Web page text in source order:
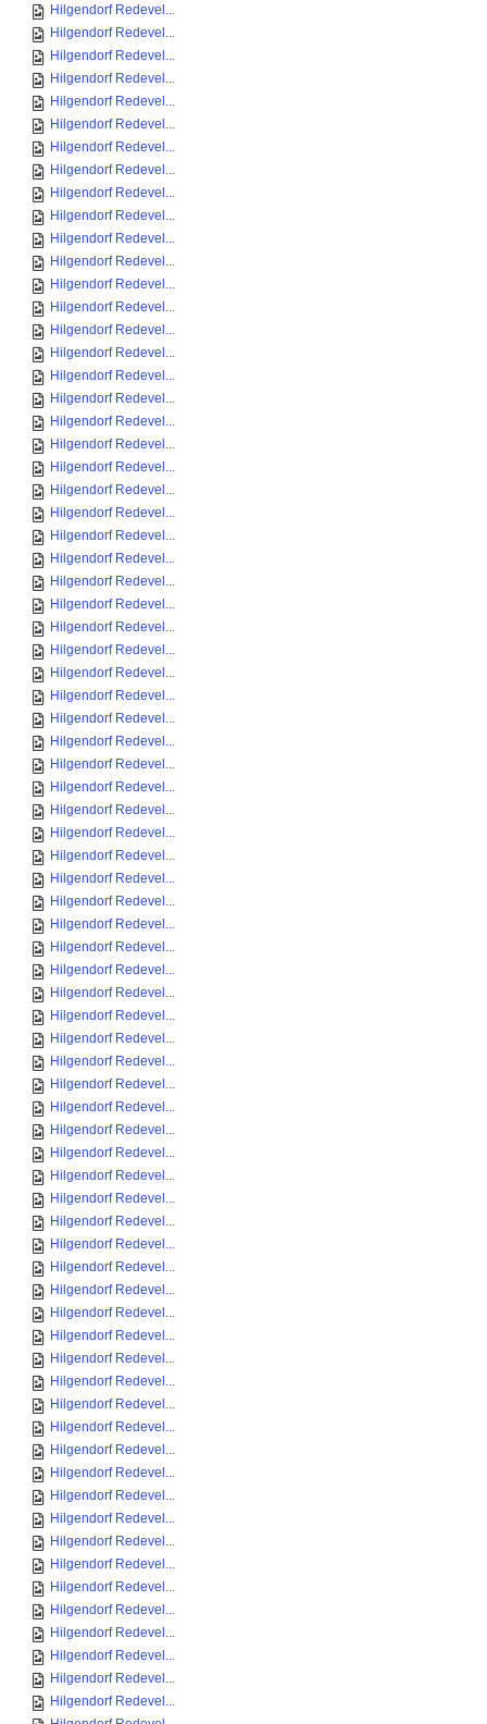
Hilgendorf Redevel...
Hilgendorf Redevel...
Hilgendorf Redevel...
Hilgendorf Redevel...
Hilgendorf Redevel...
Hilgendorf Redevel...
Hilgendorf Redevel...
Hilgendorf Redevel...
Hilgendorf Redevel...
Hilgendorf Redevel...
Hilgendorf Redevel...
Hilgendorf Redevel...
Hilgendorf Redevel...
Hilgendorf Redevel...
Hilgendorf Redevel...
Hilgendorf Redevel...
Hilgendorf Redevel...
Hilgendorf Redevel...
Hilgendorf Redevel...
Hilgendorf Redevel...
Hilgendorf Redevel...
Hilgendorf Redevel...
Hilgendorf Redevel...
Hilgendorf Redevel...
Hilgendorf Redevel...
Hilgendorf Redevel...
Hilgendorf Redevel...
Hilgendorf Redevel...
Hilgendorf Redevel...
Hilgendorf Redevel...
Hilgendorf Redevel...
Hilgendorf Redevel...
Hilgendorf Redevel...
Hilgendorf Redevel...
Hilgendorf Redevel...
Hilgendorf Redevel...
Hilgendorf Redevel...
Hilgendorf Redevel...
Hilgendorf Redevel...
Hilgendorf Redevel...
Hilgendorf Redevel...
Hilgendorf Redevel...
Hilgendorf Redevel...
Hilgendorf Redevel...
Hilgendorf Redevel...
Hilgendorf Redevel...
Hilgendorf Redevel...
Hilgendorf Redevel...
Hilgendorf Redevel...
Hilgendorf Redevel...
Hilgendorf Redevel...
Hilgendorf Redevel...
Hilgendorf Redevel...
Hilgendorf Redevel...
Hilgendorf Redevel...
Hilgendorf Redevel...
Hilgendorf Redevel...
Hilgendorf Redevel...
Hilgendorf Redevel...
Hilgendorf Redevel...
Hilgendorf Redevel...
Hilgendorf Redevel...
Hilgendorf Redevel...
Hilgendorf Redevel...
Hilgendorf Redevel...
Hilgendorf Redevel...
Hilgendorf Redevel...
Hilgendorf Redevel...
Hilgendorf Redevel...
Hilgendorf Redevel...
Hilgendorf Redevel...
Hilgendorf Redevel...
Hilgendorf Redevel...
Hilgendorf Redevel...
Hilgendorf Redevel...